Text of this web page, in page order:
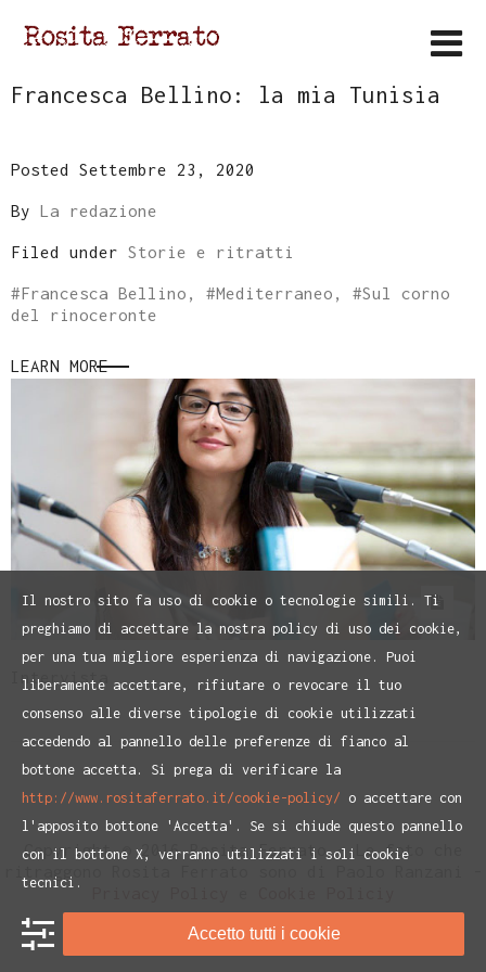
Francesca Bellino: la mia Tunisia
Posted Settembre 23, 2020
By La redazione
Filed under Storie e ritratti
#Francesca Bellino , #Mediterraneo , #Sul corno
del rinoceronte
LEARN MORE
Intervista
Copyright © 2016 Rosita Ferrato - Le foto che
Il nostro sito fa uso di cookie o tecnologie simili. Ti
preghiamo di accettare la nostra policy di uso dei cookie,
per una tua migliore esperienza di navigazione. Puoi
liberamente accettare, rifiutare o revocare il tuo
consenso alle diverse tipologie di cookie utilizzati
accedendo al pannello delle preferenze di fianco al
bottone accetta. Si prega di verificare la
http://www.rositaferrato.it/cookie-policy/ o accettare con
l'apposito bottone 'Accetta'. Se si chiude questo pannello
con il bottone X, verranno utilizzati i soli cookie
tecnici.
Accetto tutti i cookie